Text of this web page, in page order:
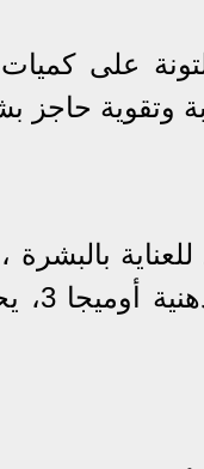
على
يحمي الجلد من